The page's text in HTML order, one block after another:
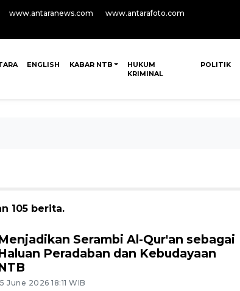
www.antaranews.com www.antarafoto.com
ENGLISH KABAR NTB
HUKUM
KRIMINAL
POLITIK
105 berita.
Serambi Al-Qur'an sebagai
Peradaban dan Kebudayaan
June 2026 18:11 WIB